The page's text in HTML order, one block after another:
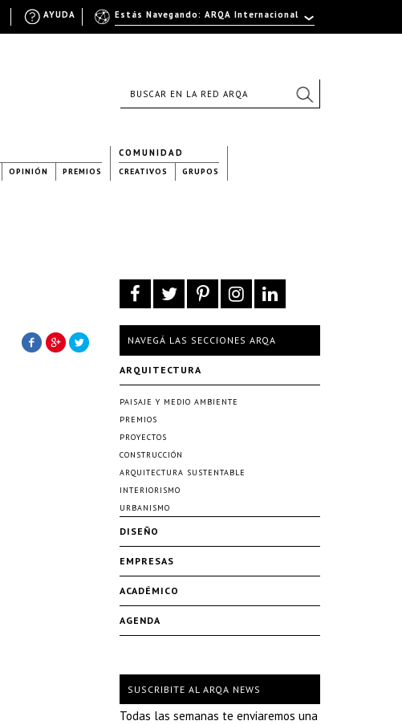
OPINIÓN PREMIOS
COMUNIDAD
CREATIVOS GRUPOS
NAVEGÁ LAS SECCIONES ARQA
ARQUITECTURA
PAISAJE Y MEDIO AMBIENTE
PREMIOS
PROYECTOS
CONSTRUCCIÓN
ARQUITECTURA SUSTENTABLE
INTERIORISMO
URBANISMO
DISEÑO
EMPRESAS
ACADÉMICO
AGENDA
SUSCRIBITE AL ARQA NEWS
Todas las semanas te enviaremos una
Estás Navegando: ARQA Internacional
AYUDA